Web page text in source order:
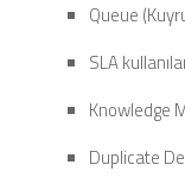
Queue
SLA
Knowledge
Duplicate